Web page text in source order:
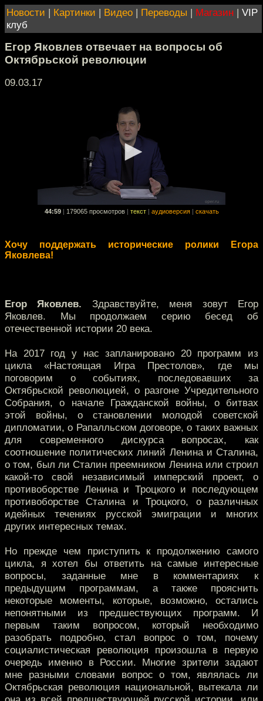
Новости | Картинки | Видео | Переводы | Магазин | VIP
клуб
Егор Яковлев отвечает на вопросы об
Октябрьской революции
09.03.17
44:59 179065 просмотров текст аудиоверсия скачать
Хочу поддержать исторические ролики Егора
Яковлева!
Егор Яковлев. Здравствуйте, меня зовут Егор
Яковлев. Мы продолжаем серию бесед об
отечественной истории 20 века.
На 2017 год у нас запланировано 20 программ из
цикла «Настоящая Игра Престолов», где мы
поговорим о событиях, последовавших за
Октябрьской революцией, о разгоне Учредительного
Собрания, о начале Гражданской войны, о битвах
этой войны, о становлении молодой советской
дипломатии, о Рапалльском договоре, о таких важных
для современного дискурса вопросах, как
соотношение политических линий Ленина и Сталина,
о том, был ли Сталин преемником Ленина или строил
какой-то свой независимый имперский проект, о
противоборстве Ленина и Троцкого и последующем
противоборстве Сталина и Троцкого, о различных
идейных течениях русской эмиграции и многих
других интересных темах.
Но прежде чем приступить к продолжению самого
цикла, я хотел бы ответить на самые интересные
вопросы, заданные мне в комментариях к
предыдущим программам, а также прояснить
некоторые моменты, которые, возможно, остались
непонятными из предшествующих программ. И
первым таким вопросом, который необходимо
разобрать подробно, стал вопрос о том, почему
социалистическая революция произошла в первую
очередь именно в России. Многие зрители задают
мне разными словами вопрос о том, являлась ли
Октябрьская революция национальной, вытекала ли